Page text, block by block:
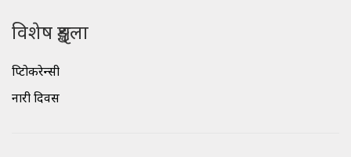
विशेष शृङ्खला
क्रिप्टोकरेन्सी
नारी दिवस